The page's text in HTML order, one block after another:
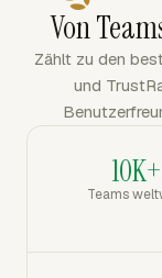
Von
Zählt zu den
und
10K+
Teams